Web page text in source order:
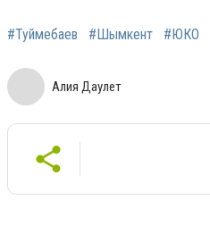
#Туймебаев #Шымкент #ЮКО
Алия Даулет